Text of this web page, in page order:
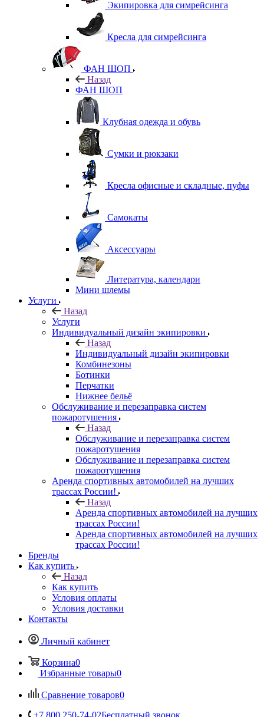
Экипировка для симрейсинга
Кресла для симрейсинга
ФАН ШОП
Назад
ФАН ШОП
Клубная одежда и обувь
Сумки и рюкзаки
Кресла офисные и складные, пуфы
Самокаты
Аксессуары
Литература, календари
Мини шлемы
Услуги
Назад
Услуги
Индивидуальный дизайн экипировки
Назад
Индивидуальный дизайн экипировки
Комбинезоны
Ботинки
Перчатки
Нижнее бельё
Обслуживание и перезаправка систем
пожаротушения
Назад
Обслуживание и перезаправка систем
пожаротушения
Обслуживание и перезаправка систем
пожаротушения
Аренда спортивных автомобилей на лучших
трассах России!
Назад
Аренда спортивных автомобилей на лучших
трассах России!
Аренда спортивных автомобилей на лучших
трассах России!
Бренды
Как купить
Назад
Как купить
Условия оплаты
Условия доставки
Контакты
Личный кабинет
Корзина0
Избранные товары0
Сравнение товаров0
+7 800 250-74-02Бесплатный звонок